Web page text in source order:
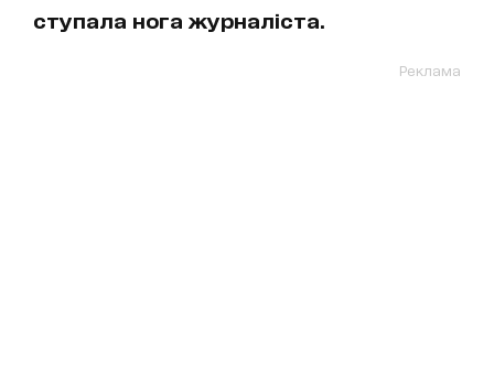
ступала нога журналіста.
Реклама